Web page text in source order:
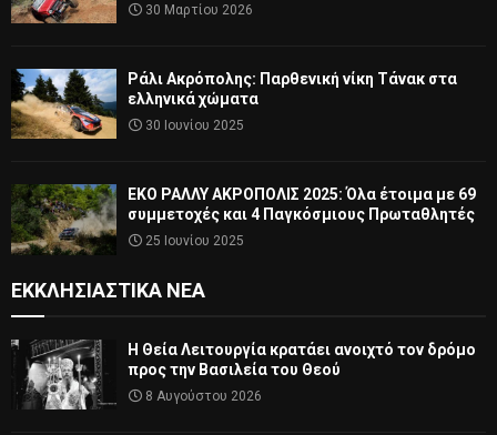
30 Μαρτίου 2026
Ράλι Ακρόπολης: Παρθενική νίκη Τάνακ στα
ελληνικά χώματα
30 Ιουνίου 2025
ΕΚΟ ΡΑΛΛΥ ΑΚΡΟΠΟΛΙΣ 2025: Όλα έτοιμα με 69
συμμετοχές και 4 Παγκόσμιους Πρωταθλητές
25 Ιουνίου 2025
ΕΚΚΛΗΣΙΑΣΤΙΚΆ ΝΈΑ
Η Θεία Λειτουργία κρατάει ανοιχτό τον δρόμο
προς την Βασιλεία του Θεού
8 Αυγούστου 2026